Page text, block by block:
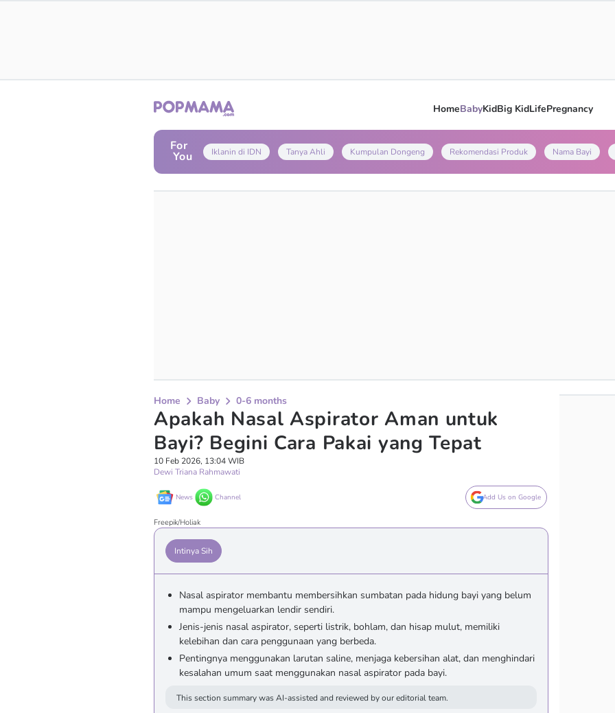
HomeBabyKidBig KidLifePregnancy
For
You Iklanin di IDN Tanya Ahli Kumpulan Dongeng Rekomendasi Produk Nama Bayi
Home Baby 0-6 months
Apakah Nasal Aspirator Aman untuk
Bayi? Begini Cara Pakai yang Tepat
10 Feb 2026, 13:04 WIB
Dewi Triana Rahmawati
News Channel Add Us on Google
Freepik/Holiak
Intinya Sih
Nasal aspirator membantu membersihkan sumbatan pada hidung bayi yang belum
mampu mengeluarkan lendir sendiri.
Jenis-jenis nasal aspirator, seperti listrik, bohlam, dan hisap mulut, memiliki
kelebihan dan cara penggunaan yang berbeda.
Pentingnya menggunakan larutan saline, menjaga kebersihan alat, dan menghindari
kesalahan umum saat menggunakan nasal aspirator pada bayi.
This section summary was AI-assisted and reviewed by our editorial team.